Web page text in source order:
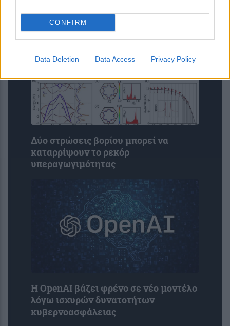
CONFIRM
Data Deletion Data Access Privacy Policy
Δύο στρώσεις βορίου μπορεί να
καταρρίψουν το ρεκόρ
υπεραγωγιμότητας
Η OpenAI βάζει φρένο σε νέο μοντέλο
λόγω ισχυρών δυνατοτήτων
κυβερνοασφάλειας